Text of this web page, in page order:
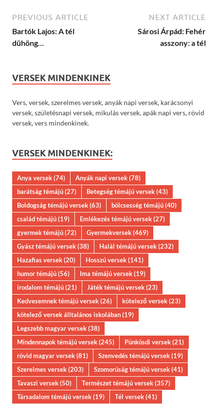
PREVIOUS ARTICLE
Bartók Lajos: A tél
dühöng…
NEXT ARTICLE
Sárosi Árpád: Fehér
asszony: a tél
VERSEK MINDENKINEK
Vers, versek, szerelmes versek, anyák napi versek, karácsonyi
versek, születésnapi versek, mikulás versek, apák napi vers, rövid
versek, vers mindenkinek.
VERSEK MINDENKINEK:
Anya versek(74) Anyák napi versek(78)
barátság témájú(27) Betegség témájú versek(43)
Boldogság témájú versek(63) bölcsesség témájú(40)
család témájú(19) Emlékezés témájú versek(27)
gyermek témájú(72) Gyermekversek(469)
Gyász témájú versek(38) Halál témájú versek(232)
Hazafias versek(20) Hosszú versek(141)
humor témájú(56) Ima témájú versek(19)
irodalom témájú(21) Játék témájú versek(23)
Kedvesemnek témájú versek(26) kötelező versek(23)
kötelező versek álltalános iskolában(19)
Legszebb magyar versek(38)
Mindennapok témájú versek(245) Pünkösdi versek(21)
rövid magyar versek(81) Szenvedés témájú versek(19)
Szerelmes versek(203) Szomorúság témájú versek(41)
Tavaszi versek(50) Természet témájú versek(357)
Társadalom témájú versek(19) Tél versek(41)